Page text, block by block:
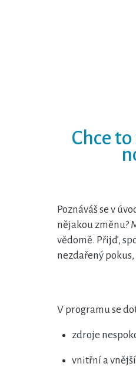
Chce
Poznáváš se v
nějakou změnu?
vědomě. Přijď,
nezdařený
V programu se
zdroje
vnitřní a